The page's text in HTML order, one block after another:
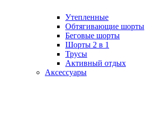
Утепленные
Обтягивающие шорты
Беговые шорты
Шорты 2 в 1
Трусы
Активный отдых
Аксессуары